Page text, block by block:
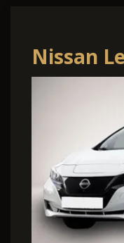
Nissan
Navi 360
ACC